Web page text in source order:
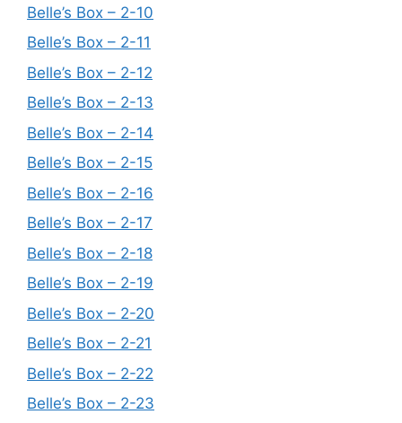
Belle’s Box – 2-10
Belle’s Box – 2-11
Belle’s Box – 2-12
Belle’s Box – 2-13
Belle’s Box – 2-14
Belle’s Box – 2-15
Belle’s Box – 2-16
Belle’s Box – 2-17
Belle’s Box – 2-18
Belle’s Box – 2-19
Belle’s Box – 2-20
Belle’s Box – 2-21
Belle’s Box – 2-22
Belle’s Box – 2-23